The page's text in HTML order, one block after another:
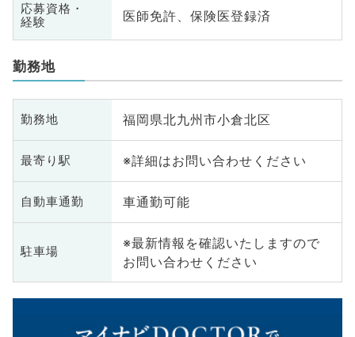
応募資格・
経験
医師免許、保険医登録済
勤務地
勤務地 福岡県北九州市小倉北区
最寄り駅 ※詳細はお問い合わせください
自動車通勤 車通勤可能
駐車場
※最新情報を確認いたしますので
お問い合わせください